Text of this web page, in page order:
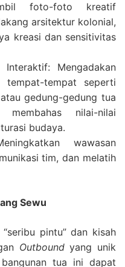
foto-foto kreatif
arsitektur kolonial,
kreasi dan sensitivitas
Interaktif: Mengadakan
tempat seperti
gedung-gedung tua
nilai-nilai
budaya.
wawasan
tim, dan melatih
Sewu
pintu” dan kisah
Outboundyang unik
tua ini dapat